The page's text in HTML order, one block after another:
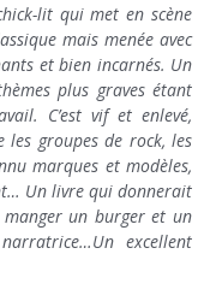
lit qui met en scène
mais menée avec
et bien incarnés. Un
plus graves étant
C’est vif et enlevé,
les groupes de rock, les
marques et modèles,
Un livre qui donnerait
manger un burger et un
excellent